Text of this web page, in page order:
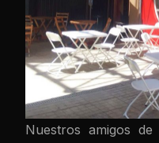
Nuestros amigos